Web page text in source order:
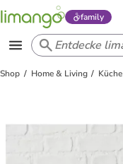
family
Shop Home & Living Küche